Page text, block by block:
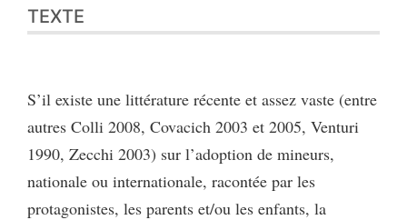
TEXTE
S’il existe une littérature récente et assez vaste (entre
autres Colli 2008, Covacich 2003 et 2005, Venturi
1990, Zecchi 2003) sur l’adoption de mineurs,
nationale ou internationale, racontée par les
protagonistes, les parents et/ou les enfants, la